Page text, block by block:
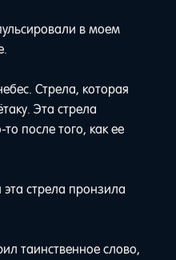
в моем
Стрела, которая
Эта стрела
после того, как ее
стрела пронзила
таинственное слово,